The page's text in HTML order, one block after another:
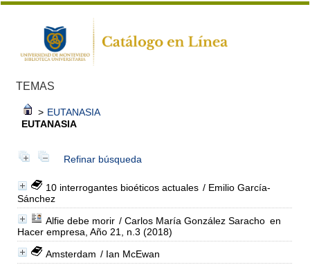
TEMAS
> EUTANASIA
EUTANASIA
Refinar búsqueda
10 interrogantes bioéticos actuales / Emilio García-
Sánchez
Alfie debe morir / Carlos María González Saracho en
Hacer empresa, Año 21, n.3 (2018)
Amsterdam / Ian McEwan